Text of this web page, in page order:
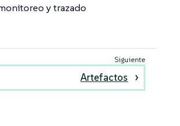
y trazado
Artefactos